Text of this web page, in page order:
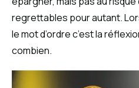
regrettables pour autant.
le mot d’ordre c’est la
combien.